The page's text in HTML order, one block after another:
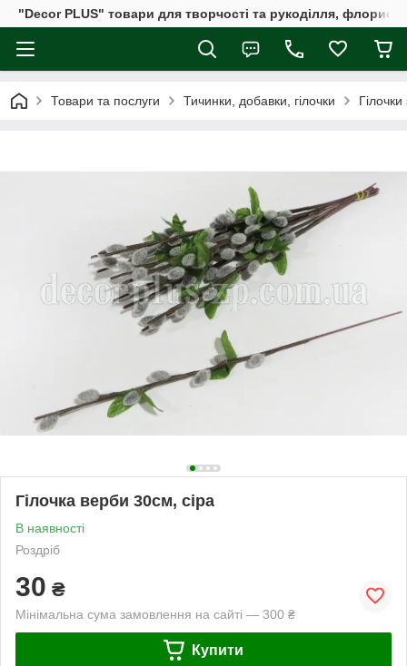
"Decor PLUS" товари для творчості та рукоділля,
Товари та послуги Тичинки, добавки, гілочки
Гілочка верби 30см, сіра
В наявності
Роздріб
30 ₴
Мінімальна сума замовлення на сайті — 300 ₴
Купити